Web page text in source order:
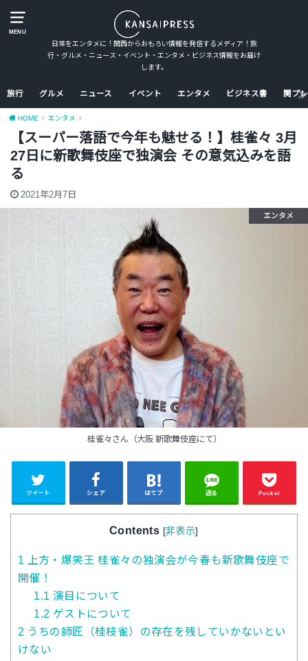
MENU
日常をエンタメに！関西からおもろい情報を発信するメディア！旅
行・グルメ・ニュース・イベント・エンタメ・ビジネス情報をお届け
します。
旅行 グルメ ニュース イベント エンタメ ビジネス書 関プ
HOME エンタメ
【スーパー落語で今年も魅せる！】桂雀々 3月
27日に新歌舞伎座で独演会 その意気込みを語
る
2021年2月7日
桂雀々さん（大阪 新歌舞伎座にて）
エンタメ
ツイート シェア はてブ 送る Pocket
Contents [非表示]
1 上方・爆笑王 桂雀々の独演会が今春も新歌舞伎座で
開催！
1.1 演目について
1.2 ゲストについて
2 うちの師匠（桂枝雀）の存在を残していかないとい
けない